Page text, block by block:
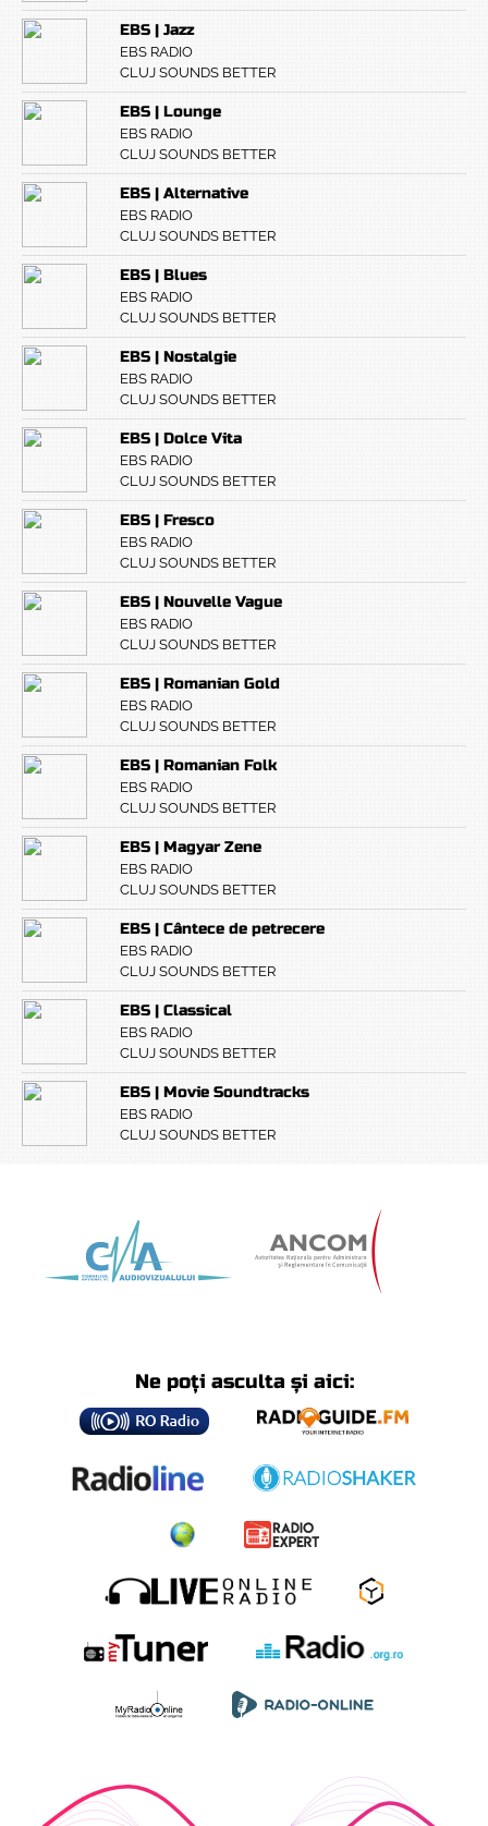
EBS | Jazz
EBS RADIO
CLUJ SOUNDS BETTER
EBS | Lounge
EBS RADIO
CLUJ SOUNDS BETTER
EBS | Alternative
EBS RADIO
CLUJ SOUNDS BETTER
EBS | Blues
EBS RADIO
CLUJ SOUNDS BETTER
EBS | Nostalgie
EBS RADIO
CLUJ SOUNDS BETTER
EBS | Dolce Vita
EBS RADIO
CLUJ SOUNDS BETTER
EBS | Fresco
EBS RADIO
CLUJ SOUNDS BETTER
EBS | Nouvelle Vague
EBS RADIO
CLUJ SOUNDS BETTER
EBS | Romanian Gold
EBS RADIO
CLUJ SOUNDS BETTER
EBS | Romanian Folk
EBS RADIO
CLUJ SOUNDS BETTER
EBS | Magyar Zene
EBS RADIO
CLUJ SOUNDS BETTER
EBS | Cântece de petrecere
EBS RADIO
CLUJ SOUNDS BETTER
EBS | Classical
EBS RADIO
CLUJ SOUNDS BETTER
EBS | Movie Soundtracks
EBS RADIO
CLUJ SOUNDS BETTER
Ne poți asculta și aici: